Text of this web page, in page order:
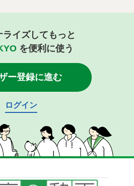
ライズしてもっと
を便利に使う
ー登録に進む
ログイン